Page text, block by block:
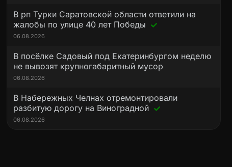
В рп Турки Саратовской области ответили на
жалобы по улице 40 лет Победы
06.08.2026
В посёлке Садовый под Екатеринбургом неделю
не вывозят крупногабаритный мусор
06.08.2026
В Набережных Челнах отремонтировали
разбитую дорогу на Виноградной
06.08.2026